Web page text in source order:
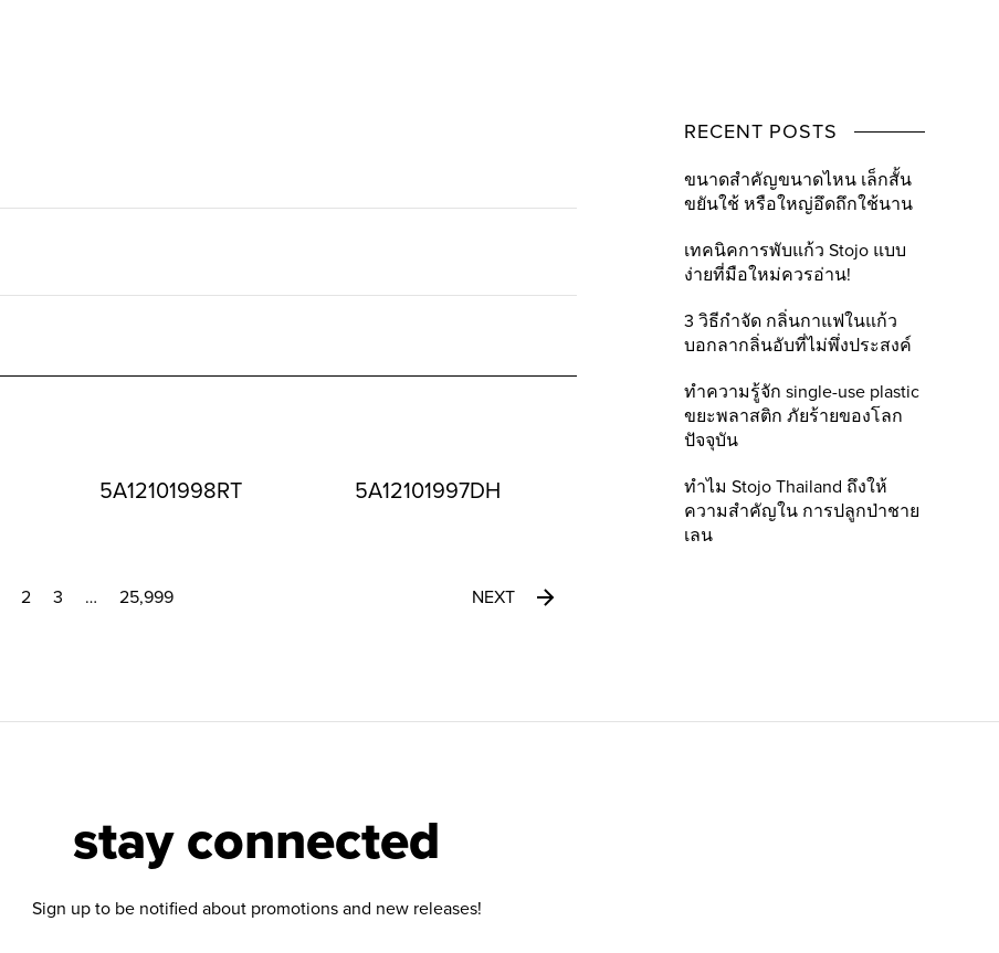
5A12101998RT 5A12101997DH
2 3 … 25,999 NEXT
RECENT POSTS
ขนาดสำคัญขนาดไหน เล็กสั้น
ขยันใช้ หรือใหญ่อึดถึกใช้นาน
เทคนิคการพับแก้ว Stojo แบบ
ง่ายที่มือใหม่ควรอ่าน!
3 วิธีกำจัด กลิ่นกาแฟในแก้ว
บอกลากลิ่นอับที่ไม่พึ่งประสงค์
ทำความรู้จัก single-use plastic
ขยะพลาสติก ภัยร้ายของโลก
ปัจจุบัน
ทำไม Stojo Thailand ถึงให้
ความสำคัญใน การปลูกป่าชาย
เลน
stay connected
Sign up to be notified about promotions and new releases!